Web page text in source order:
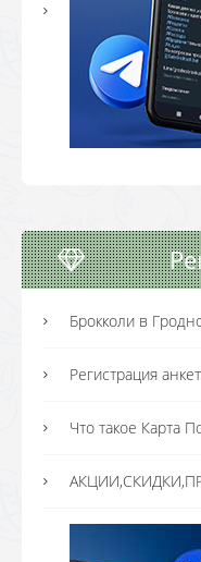
Брокколи в
Регистрация
Что такое Карта